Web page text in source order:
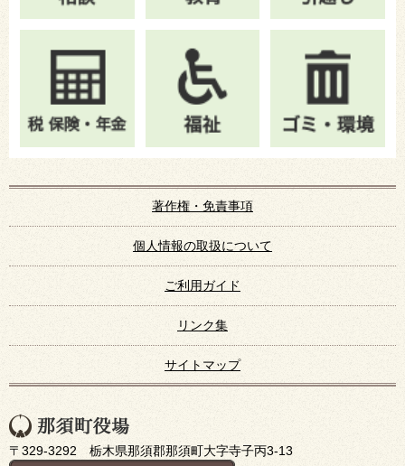
著作権・免責事項
個人情報の取扱について
ご利用ガイド
リンク集
サイトマップ
〒329-3292 栃木県那須郡那須町大字寺子丙3-13